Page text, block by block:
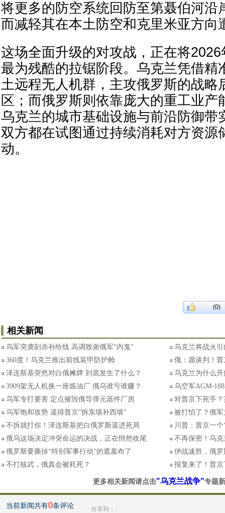
将更多的防空系统回防至第聂伯河沿
而减轻其在本土防空和克里米亚方向
这场全面升级的对攻战，正在将
最为残酷的拉锯阶段。乌克兰凭借精
土远程无人机群，主攻俄罗斯的战略
区；而俄罗斯则依靠庞大的重工业产
乌克兰的城市基础设施与前沿防御带
双方都在试图通过持续消耗对方资源
动。
(0)
相关新闻
乌军突袭刻赤补给线 高调致谢俄军“内鬼”
乌克兰将战火
360度！乌克兰推出前线装甲防护舱
俄：愿谈判！
泽连斯基突然对白俄摊牌 到底发生了什么？
乌克兰为什么
3909架无人机换一座炼油厂 俄乌谁亏谁赚？
乌空军AGM-
乌军专打要害 定点摧毁俄导弹元器件厂房
对普京下死手
乌军饱和攻势 逼得普京“拆东墙补西墙”
被打怕了？俄
不拆就打你！泽连斯基把白俄罗斯逼进死局
川普：普京一
俄乌这场决定冲突命运的决战，正在悄然收尾
不再保密！乌
俄罗斯要撕掉“特别军事行动”的遮羞布了
伊战速胜，俄
不打核武，俄真会被耗死？
报复来了！普
更多相关新闻请点击"乌克兰战争"专题
当前新闻共有0条评论 分享到：